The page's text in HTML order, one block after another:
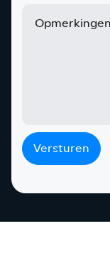
Versturen